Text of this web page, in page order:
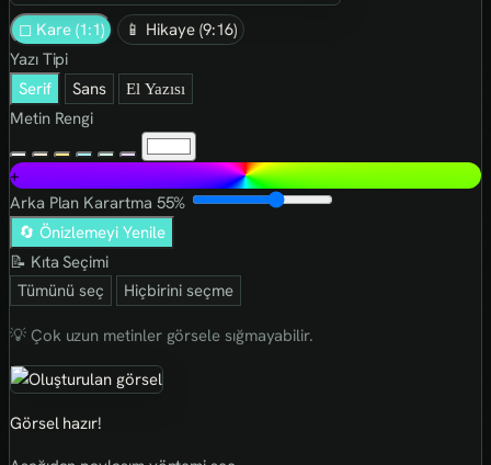
◻ Kare (1:1)
📱 Hikaye (9:16)
Yazı Tipi
Serif
Sans El Yazısı
Metin Rengi
+
Arka Plan Karartma 55%
🔄 Önizlemeyi Yenile
📝 Kıta Seçimi
Tümünü seç
Hiçbirini seçme
💡 Çok uzun metinler görsele sığmayabilir.
Görsel hazır!